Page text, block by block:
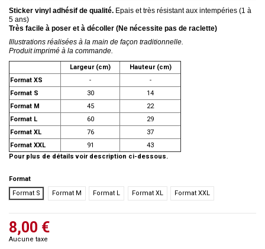
Sticker vinyl adhésif de qualité. Epais et très résistant aux intempéries (1 à
5 ans)
Très facile à poser et à décoller (Ne nécessite pas de raclette)
Illustrations réalisées à la main de façon traditionnelle.
Produit imprimé à la commande.
Largeur (cm)
Hauteur (cm)
Format XS
-
-
Format S
30
14
Format M
45
22
Format L
60
29
Format XL
76
37
Format XXL
91
43
Pour plus de détails voir description ci-dessous.
Format
Format S
Format M Format L Format XL Format XXL
8,00 €
Aucune taxe